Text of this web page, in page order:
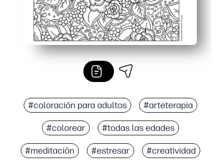
#coloración para adultos #arteterapia
#colorear #todas las edades
#meditación #estresar #creatividad